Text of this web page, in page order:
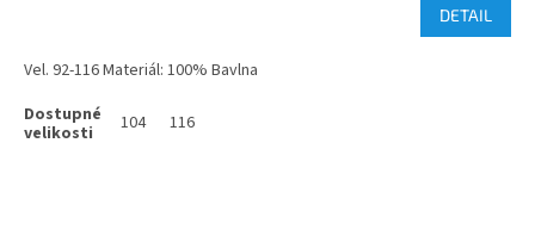
DETAIL
Vel. 92-116 Materiál: 100% Bavlna
104 116